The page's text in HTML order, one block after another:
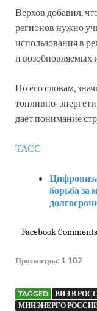
Верхов добавил,
регионов нужно
использования в
и возобновляемых
По его словам,
топливно-
дает понимание
ТАСС
борьба за
Facebook Comments
Просмотры: 1 102
TAGGED ВИЭ В
МИНЭНЕРГО